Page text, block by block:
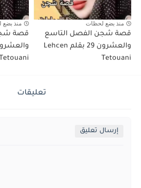
منذ بضع لحظات
قصة شجن الفصل التاسع
والعشرون 29 بقلم Lehcen
Tetouani
منذ
قصة
Tetouani
تعليقات
إرسال تعليق